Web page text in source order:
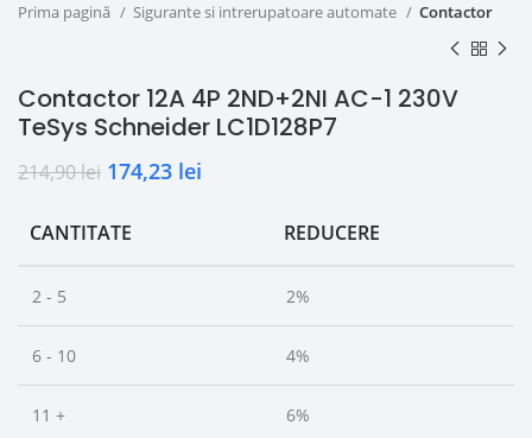
Prima pagină Sigurante si intrerupatoare automate Contactor
Contactor 12A 4P 2ND+2NI AC-1 230V
TeSys Schneider LC1D128P7
214,90lei 174,23 lei
CANTITATE REDUCERE
2 - 5 2%
6 - 10 4%
11 + 6%